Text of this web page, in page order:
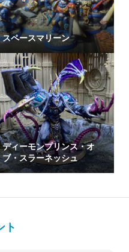
スペースマリーン
ディーモンプリンス・オ
ブ・スラーネッシュ
ト